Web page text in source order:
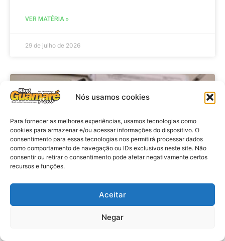
Nós usamos cookies
Para fornecer as melhores experiências, usamos tecnologias como
cookies para armazenar e/ou acessar informações do dispositivo. O
consentimento para essas tecnologias nos permitirá processar dados
como comportamento de navegação ou IDs exclusivos neste site. Não
consentir ou retirar o consentimento pode afetar negativamente certos
recursos e funções.
Aceitar
Negar
VER MATÉRIA »
29 de julho de 2026
Economia: Prazo de adesão ao
Programa Desenrola 2.0 é